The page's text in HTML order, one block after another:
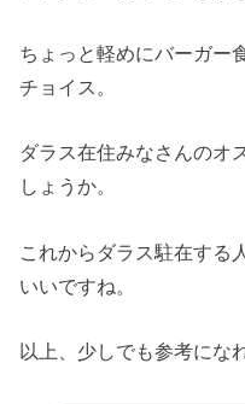
ちょっと軽めにバーガー
チョイス。
ダラス在住みなさんのオ
しょうか。
これからダラス駐在する
いいですね。
以上、少しでも参考にな